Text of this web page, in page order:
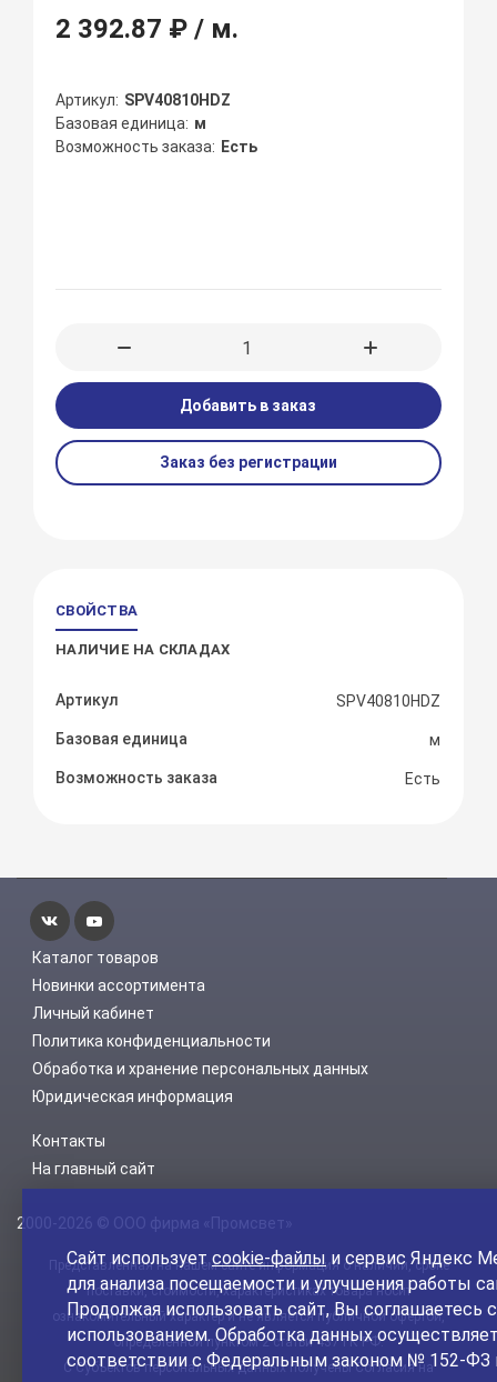
2 392.87 ₽/ м.
Артикул
SPV40810HDZ
Базовая единица м
Возможность заказа
Есть
Добавить в заказ
Заказ без регистрации
СВОЙСТВА
НАЛИЧИЕ НА СКЛАДАХ
Артикул SPV40810HDZ
Базовая единица м
Возможность заказа Есть
Каталог товаров
Новинки ассортимента
Личный кабинет
Политика конфиденциальности
Обработка и хранение персональных данных
Юридическая информация
Контакты
На главный сайт
2000-2026 © ООО фирма «Промсвет»
Представленная на нашем сайте информация о наличии, сроке
поставки, стоимости, характеристиках товара носит
ознакомительный характер и не является публичной офертой,
определенной пунктом 2 статьи 437 ГК РФ.
С Субъектов персональных данных получены Согласия на
Сайт используетcookie-файлы и сервис Яндекс
для анализа посещаемости и улучшения работы
Продолжая использовать сайт, Вы соглашаетесь
использованием. Обработка данных
соответствии с Федеральным законом № 152-ФЗ